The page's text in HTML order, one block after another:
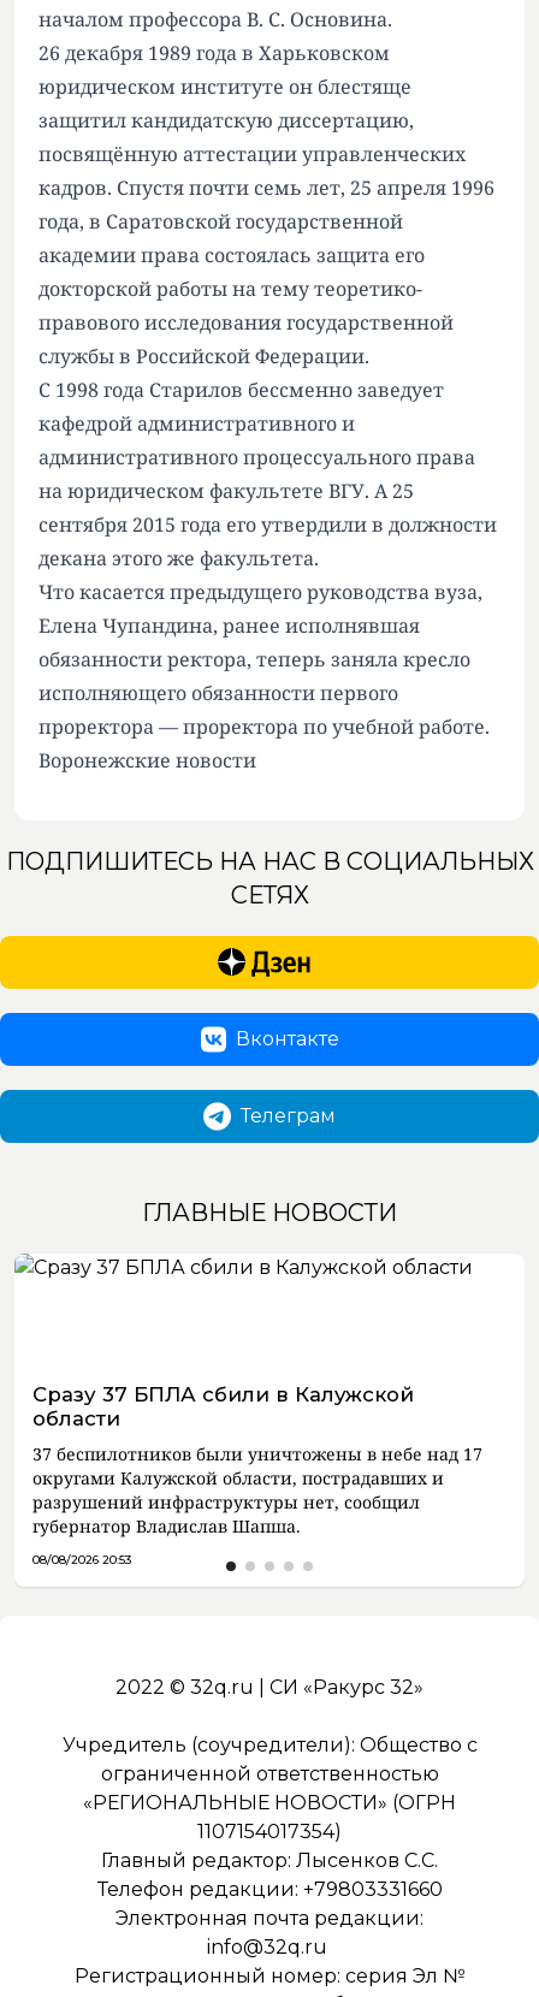
началом профессора В. С. Основина.
26 декабря 1989 года в Харьковском
юридическом институте он блестяще
защитил кандидатскую диссертацию,
посвящённую аттестации управленческих
кадров. Спустя почти семь лет, 25 апреля 1996
года, в Саратовской государственной
академии права состоялась защита его
докторской работы на тему теоретико-
правового исследования государственной
службы в Российской Федерации.
С 1998 года Старилов бессменно заведует
кафедрой административного и
административного процессуального права
на юридическом факультете ВГУ. А 25
сентября 2015 года его утвердили в должности
декана этого же факультета.
Что касается предыдущего руководства вуза,
Елена Чупандина, ранее исполнявшая
обязанности ректора, теперь заняла кресло
исполняющего обязанности первого
проректора — проректора по учебной работе.
Воронежские новости
ПОДПИШИТЕСЬ НА НАС В СОЦИАЛЬНЫХ
СЕТЯХ
Вконтакте
Телеграм
ГЛАВНЫЕ НОВОСТИ
Сразу 37 БПЛА сбили в Калужской
области
37 беспилотников были уничтожены в небе над 17
округами Калужской области, пострадавших и
разрушений инфраструктуры нет, сообщил
губернатор Владислав Шапша.
08/08/2026 20:53
2022 © 32q.ru | СИ «Ракурс 32»
Учредитель (соучредители): Общество с
ограниченной ответственностью
«РЕГИОНАЛЬНЫЕ НОВОСТИ» (ОГРН
1107154017354)
Главный редактор: Лысенков С.С.
Телефон редакции: +79803331660
Электронная почта редакции:
info@32q.ru
Регистрационный номер: серия Эл №